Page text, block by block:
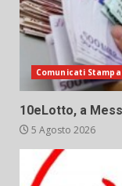
Comunicati Stampa
10eLotto, a
5 Agosto 2026